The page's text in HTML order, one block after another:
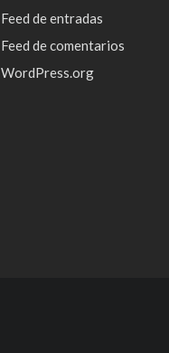
Feed de entradas
Feed de comentarios
WordPress.org